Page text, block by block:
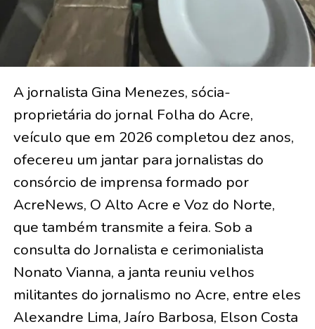
A jornalista Gina Menezes, sócia-
proprietária do jornal Folha do Acre,
veículo que em 2026 completou dez anos,
ofecereu um jantar para jornalistas do
consórcio de imprensa formado por
AcreNews, O Alto Acre e Voz do Norte,
que também transmite a feira. Sob a
consulta do Jornalista e cerimonialista
Nonato Vianna, a janta reuniu velhos
militantes do jornalismo no Acre, entre eles
Alexandre Lima, Jaíro Barbosa, Elson Costa